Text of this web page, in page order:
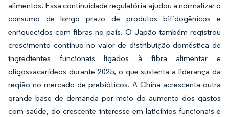
alimentos. Essa continuidade regulatória ajudou a normalizar o
consumo de longo prazo de produtos bifidogênicos e
enriquecidos com fibras no país. O Japão também registrou
crescimento contínuo no valor de distribuição doméstica de
ingredientes funcionais ligados à fibra alimentar e
oligossacarídeos durante 2025, o que sustenta a liderança da
região no mercado de prebióticos. A China acrescenta outra
grande base de demanda por meio do aumento dos gastos
com saúde, do crescente interesse em laticínios funcionais e